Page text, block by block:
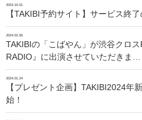
2024.10.01
【TAKIBI予約サイト】サービス終
2024.02.06
TAKIBIの「こばやん」が渋谷クロ
RADIO』に出演させていただきま…
2024.01.24
【プレゼント企画】TAKIBI2024年
始！